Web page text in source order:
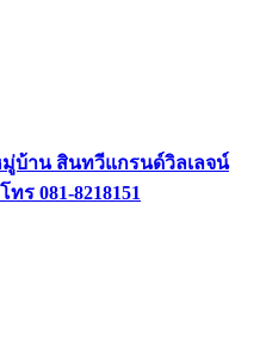
บ้าน สินทวีแกรนด์วิลเลจน์
ร 081-8218151